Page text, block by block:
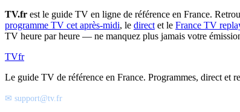
TV.fr est le guide TV en ligne de référence en France.
programme TV cet après-midi, le direct et le France TV
TV heure par heure — ne manquez plus jamais votre
TVfr
Le guide TV de référence en France. Programmes, direct et
✉ support@tv.fr